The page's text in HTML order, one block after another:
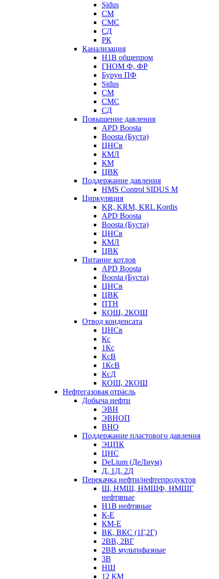
Sidus
СМ
СМС
СД
РК
Канализация
Н1В общепром
ГНОМ Ф, ФР
Бурун ПФ
Sidus
СМ
СМС
СД
Повышение давления
APD Boosta
Boosta (Буста)
ЦНСв
КМЛ
КМ
ЦВК
Поддержание давления
HMS Control SIDUS M
Циркуляция
KR, KRM, KRL Kordis
APD Boosta
Boosta (Буста)
ЦНСв
КМЛ
ЦВК
Питание котлов
APD Boosta
Boosta (Буста)
ЦНСв
ЦВК
ПТН
КОШ, 2КОШ
Отвод конденсата
ЦНСв
Кс
1Кс
КсВ
1КсВ
КсД
КОШ, 2КОШ
Нефтегазовая отрасль
Добыча нефти
ЭВН
ЭВНОП
ВНО
Поддержание пластового давления
ЭЦПК
ЦНС
DeLium (ДеЛиум)
Д, 1Д, 2Д
Перекачка нефти/нефтепродуктов
Ш, НМШ, НМШФ, НМШГ
нефтяные
Н1В нефтяные
К-Е
КМ-Е
ВК, ВКС (1Г,2Г)
2ВВ, 2ВГ
2ВВ мультифазные
3В
НШ
12 КМ